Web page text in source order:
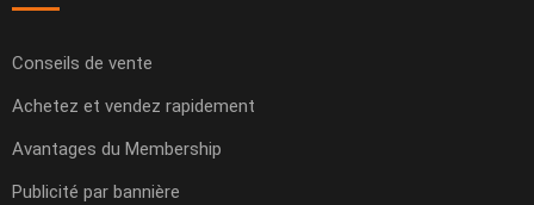
Conseils de vente
Achetez et vendez rapidement
Avantages du Membership
Publicité par bannière